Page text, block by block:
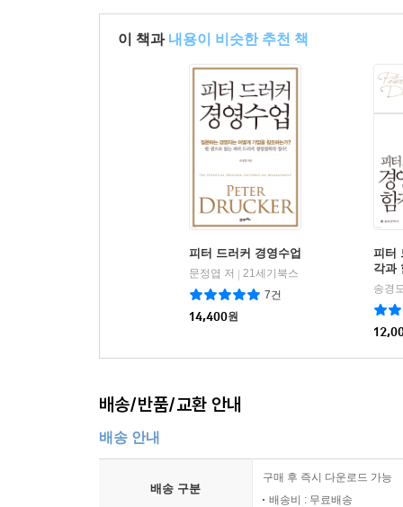
이 책과 내용이 비슷한 추천 책
피터 드러커 경영수업
문정엽 저 | 21세기북스
7건
14,400원
피터
각과
송경
배송/반품/교환 안내
배송 안내
배송 구분
구매 후 즉시 다운로드 가능
배송비 : 무료배송